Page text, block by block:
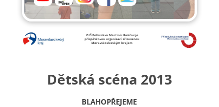
ZUŠ Bohuslava Martinů Havířov je
příspěvkovou organizací zřizovanou
Moravskoslezským krajem
Dětská scéna 2013
BLAHOPŘEJEME